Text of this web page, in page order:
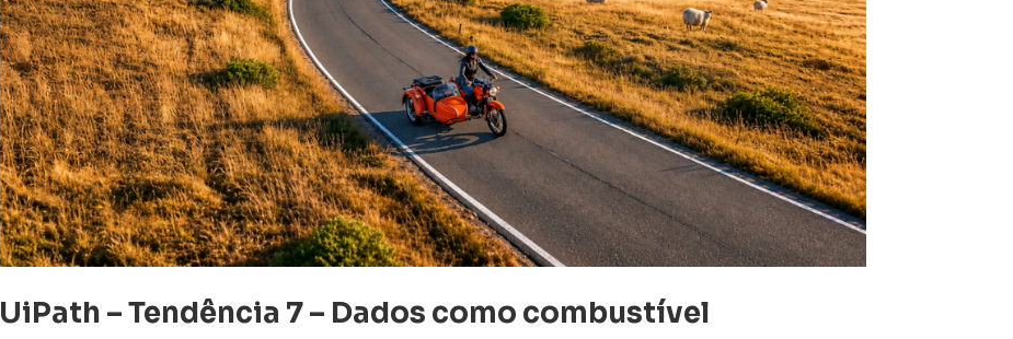
UiPath – Tendência 7 – Dados como combustível